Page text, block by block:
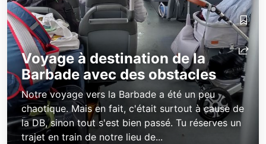
Voyage à destination de la
Barbade avec des obstacles
Notre voyage vers la Barbade a été un peu
chaotique. Mais en fait, c'était surtout à cause de
la DB, sinon tout s'est bien passé. Tu réserves un
trajet en train de notre lieu de...